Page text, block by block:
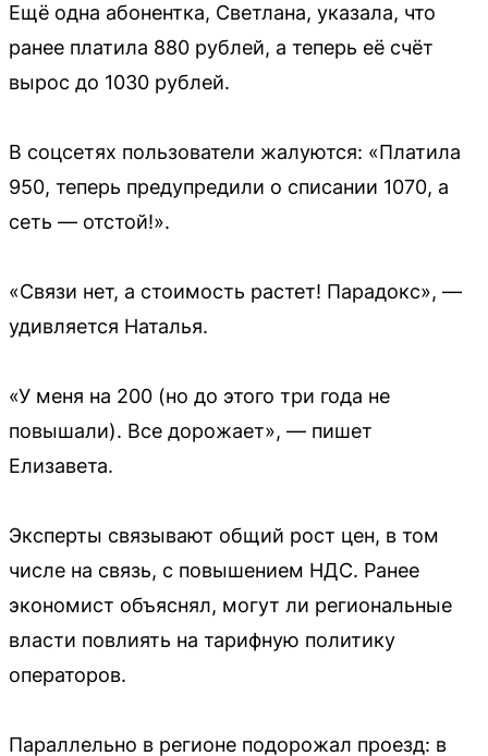
Ещё одна абонентка, Светлана, указала, что
ранее платила 880 рублей, а теперь её счёт
вырос до 1030 рублей.
В соцсетях пользователи жалуются: «Платила
950, теперь предупредили о списании 1070, а
сеть — отстой!».
«Связи нет, а стоимость растет! Парадокс», —
удивляется Наталья.
«У меня на 200 (но до этого три года не
повышали). Все дорожает», — пишет
Елизавета.
Эксперты связывают общий рост цен, в том
числе на связь, с повышением НДС. Ранее
экономист объяснял, могут ли региональные
власти повлиять на тарифную политику
операторов.
Параллельно в регионе подорожал проезд: в